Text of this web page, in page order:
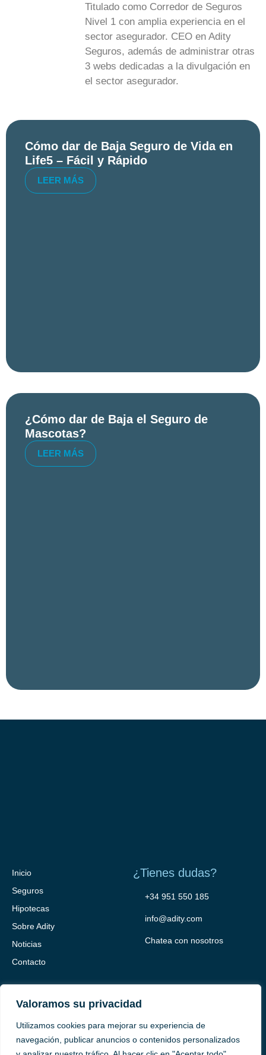
Valoramos su privacidad
Utilizamos cookies para mejorar su experiencia de
navegación, publicar anuncios o contenidos personalizados
Titulado como Corredor de Seguros
Nivel 1 con amplia experiencia en el
sector asegurador. CEO en Adity
Seguros, además de administrar otras
3 webs dedicadas a la divulgación en
el sector asegurador.
Cómo dar de Baja Seguro de Vida en
Life5 – Fácil y Rápido
LEER MÁS
¿Cómo dar de Baja el Seguro de
Mascotas?
LEER MÁS
Inicio
Seguros
Hipotecas
Sobre Adity
Noticias
Contacto
¿Tienes dudas?
+34 951 550 185
info@adity.com
Chatea con nosotros